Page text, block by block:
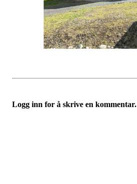
Logg inn for å skrive en kommentar.